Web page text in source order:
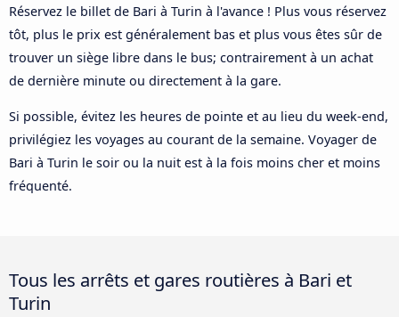
Réservez le billet de Bari à Turin à l'avance ! Plus vous réservez
tôt, plus le prix est généralement bas et plus vous êtes sûr de
trouver un siège libre dans le bus; contrairement à un achat
de dernière minute ou directement à la gare.
Si possible, évitez les heures de pointe et au lieu du week-end,
privilégiez les voyages au courant de la semaine. Voyager de
Bari à Turin le soir ou la nuit est à la fois moins cher et moins
fréquenté.
Tous les arrêts et gares routières à Bari et
Turin